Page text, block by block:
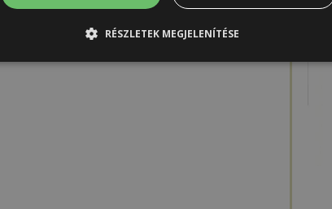
RÉSZLETEK MEGJELENÍTÉSE